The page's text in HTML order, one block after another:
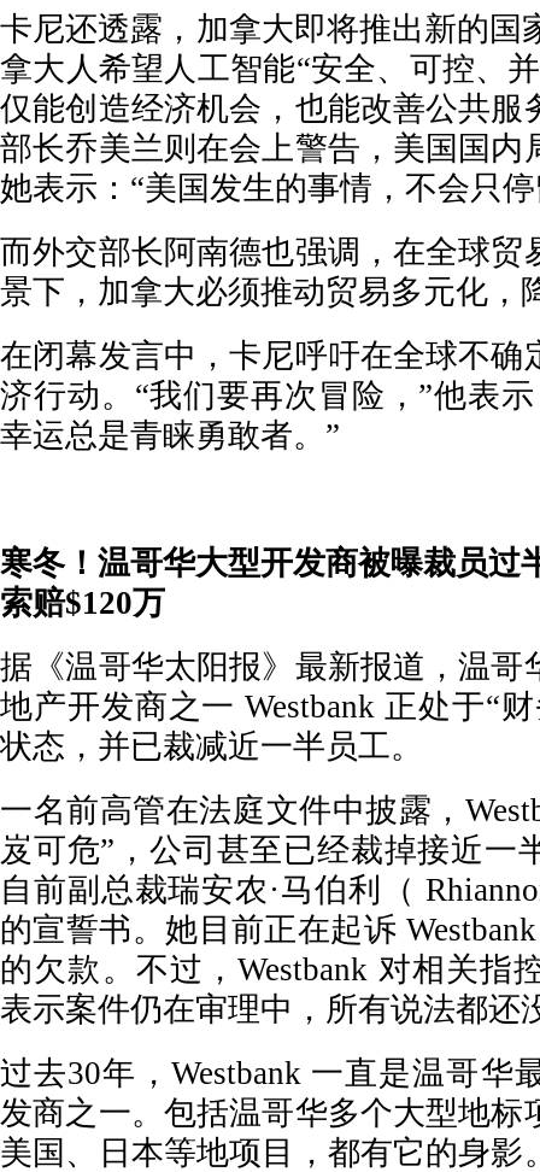
卡尼还透露，加拿大即将推出新的国
拿大人希望人工智能“安全、可控、
仅能创造经济机会，也能改善公共服
部长乔美兰则在会上警告，美国国内
她表示：“美国发生的事情，不会只
而外交部长阿南德也强调，在全球贸
景下，加拿大必须推动贸易多元化，
在闭幕发言中，卡尼呼吁在全球不确
济行动。“我们要再次冒险，”他表
幸运总是青睐勇敢者。”
寒冬！温哥华大型开发商被曝裁员过
索赔$120万
据《温哥华太阳报》最新报道，温哥
地产开发商之一 Westbank 正处于“
状态，并已裁减近一半员工。
一名前高管在法庭文件中披露，
岌可危”，公司甚至已经裁掉接近一
自前副总裁瑞安农·马伯利（
的宣誓书。她目前正在起诉
的欠款。不过，Westbank 对相关指
表示案件仍在审理中，所有说法都还
过去30年，Westbank 一直是温哥华
发商之一。包括温哥华多个大型地标
美国、日本等地项目，都有它的身影